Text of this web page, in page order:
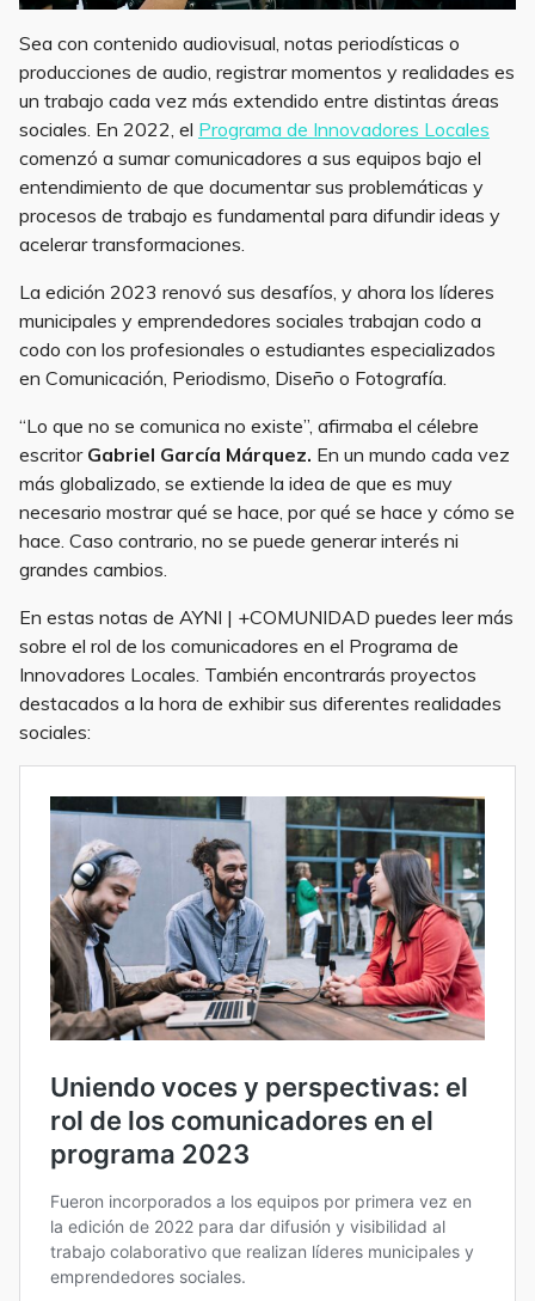
Sea con contenido audiovisual, notas periodísticas o
producciones de audio, registrar momentos y realidades es
un trabajo cada vez más extendido entre distintas áreas
sociales. En 2022, el Programa de Innovadores Locales
comenzó a sumar comunicadores a sus equipos bajo el
entendimiento de que documentar sus problemáticas y
procesos de trabajo es fundamental para difundir ideas y
acelerar transformaciones.
La edición 2023 renovó sus desafíos, y ahora los líderes
municipales y emprendedores sociales trabajan codo a
codo con los profesionales o estudiantes especializados
en Comunicación, Periodismo, Diseño o Fotografía.
“Lo que no se comunica no existe”, afirmaba el célebre
escritor Gabriel García Márquez. En un mundo cada vez
más globalizado, se extiende la idea de que es muy
necesario mostrar qué se hace, por qué se hace y cómo se
hace. Caso contrario, no se puede generar interés ni
grandes cambios.
En estas notas de AYNI | +COMUNIDAD puedes leer más
sobre el rol de los comunicadores en el Programa de
Innovadores Locales. También encontrarás proyectos
destacados a la hora de exhibir sus diferentes realidades
sociales: